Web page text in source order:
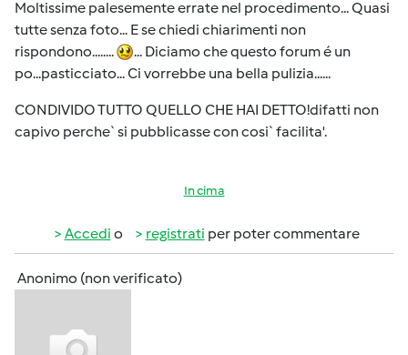
Moltissime palesemente errate nel procedimento... Quasi
tutte senza foto... E se chiedi chiarimenti non
rispondono........
... Diciamo che questo forum é un
po...pasticciato... Ci vorrebbe una bella pulizia......
CONDIVIDO TUTTO QUELLO CHE HAI DETTO!difatti non
capivo perche` si pubblicasse con cosi` facilita'.
In cima
Accedi o registrati per poter commentare
Anonimo (non verificato)